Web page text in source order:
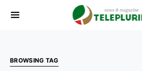
BROWSING TAG